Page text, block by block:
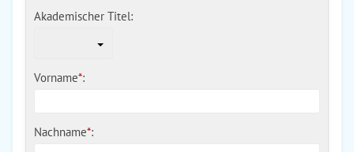
Akademischer Titel:
Vorname*:
Nachname*: